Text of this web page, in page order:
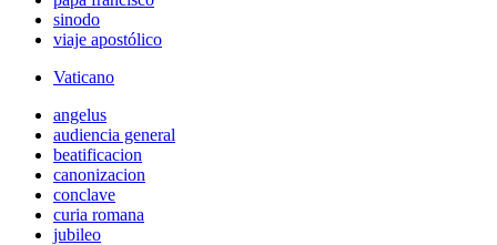
sinodo
viaje apostólico
Vaticano
angelus
audiencia general
beatificacion
canonizacion
conclave
curia romana
jubileo